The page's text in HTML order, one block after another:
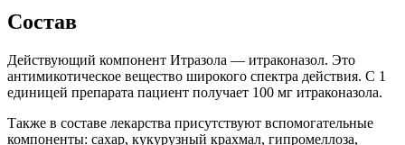
Состав
Действующий компонент Итразола — итраконазол. Это
антимикотическое вещество широкого спектра действия. С 1
единицей препарата пациент получает 100 мг итраконазола.
Также в составе лекарства присутствуют вспомогательные
компоненты: сахар, кукурузный крахмал, гипромеллоза,